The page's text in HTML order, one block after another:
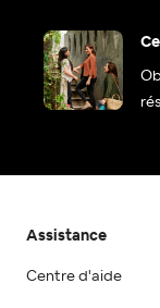
Assistance
Centre d'aide